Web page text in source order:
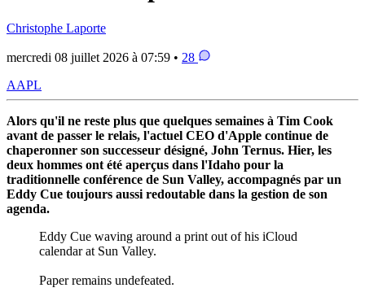
Christophe Laporte
mercredi 08 juillet 2026 à 07:59 • 28
AAPL
Alors qu'il ne reste plus que quelques semaines à Tim Cook
avant de passer le relais, l'actuel CEO d'Apple continue de
chaperonner son successeur désigné, John Ternus. Hier, les
deux hommes ont été aperçus dans l'Idaho pour la
traditionnelle conférence de Sun Valley, accompagnés par un
Eddy Cue toujours aussi redoutable dans la gestion de son
agenda.
Eddy Cue waving around a print out of his iCloud
calendar at Sun Valley.
Paper remains undefeated.